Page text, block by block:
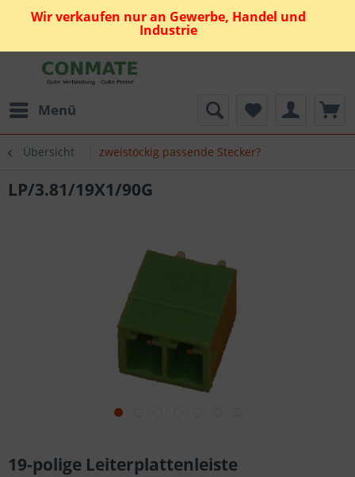
Wir verkaufen nur an Gewerbe, Handel und
Industrie
Menü
Übersicht zweistöckig passende Stecker?
LP/3.81/19X1/90G
19-polige Leiterplattenleiste